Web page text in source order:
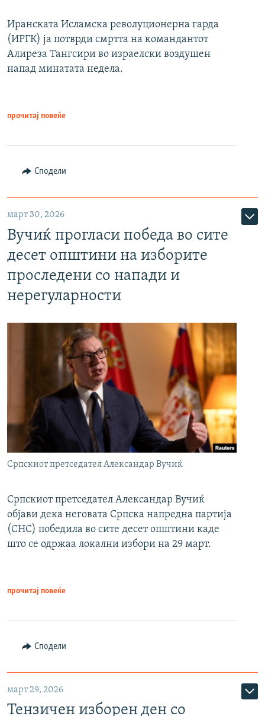
Иранската Исламска револуционерна гарда
(ИРГК) ја потврди смртта на командантот
Алиреза Тангсири во израелски воздушен
напад минатата недела.
прочитај повеќе
Сподели
март 30, 2026
Вучиќ прогласи победа во сите
десет општини на изборите
проследени со напади и
нерегуларности
Српскиот претседател Александар Вучиќ
Српскиот претседател Александар Вучиќ
објави дека неговата Српска напредна партија
(СНС) победила во сите десет општини каде
што се одржаа локални избори на 29 март.
прочитај повеќе
Сподели
март 29, 2026
Тензичен изборен ден со